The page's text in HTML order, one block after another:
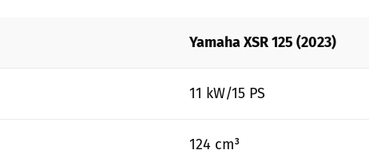
Yamaha XSR 125 (2023)
11 kW/15 PS
124 cm³